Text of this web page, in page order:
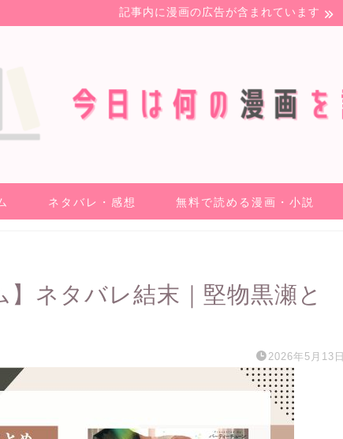
記事内に漫画の広告が含まれています
ネタバレ・感想 無料で読める漫画・小説
】ネタバレ結末｜堅物黒瀬と
2026年5月13日